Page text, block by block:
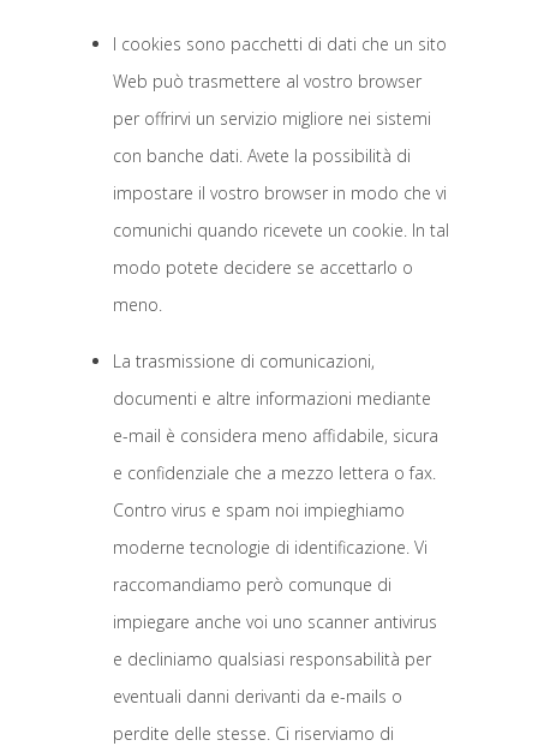
I cookies sono pacchetti di dati che un sito
Web può trasmettere al vostro browser
per offrirvi un servizio migliore nei sistemi
con banche dati. Avete la possibilità di
impostare il vostro browser in modo che vi
comunichi quando ricevete un cookie. In tal
modo potete decidere se accettarlo o
meno.
La trasmissione di comunicazioni,
documenti e altre informazioni mediante
e-mail è considera meno affidabile, sicura
e confidenziale che a mezzo lettera o fax.
Contro virus e spam noi impieghiamo
moderne tecnologie di identificazione. Vi
raccomandiamo però comunque di
impiegare anche voi uno scanner antivirus
e decliniamo qualsiasi responsabilità per
eventuali danni derivanti da e-mails o
perdite delle stesse. Ci riserviamo di